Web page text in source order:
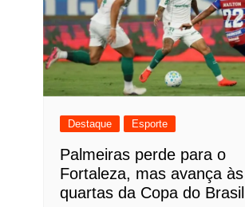
Destaque Esporte
Palmeiras perde para o
Fortaleza, mas avança às
quartas da Copa do Brasil